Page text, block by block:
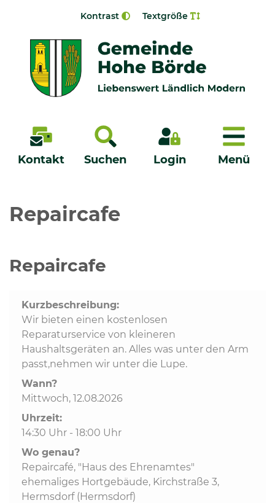
Kontrast Textgröße
Kontakt Suchen Login Menü
Menü
Neuigkeiten
Kommunalpolitik
Bildung und Soziales
Wirtschaft, Bauen, Verkehr
Tourismus, Freizeit, Dorfleben
Ehrenamt und Engagement
Repaircafe
Repaircafe
Kurzbeschreibung:
Wir bieten einen kostenlosen
Reparaturservice von kleineren
Haushaltsgeräten an. Alles was unter den Arm
passt,nehmen wir unter die Lupe.
Wann?
Mittwoch, 12.08.2026
Uhrzeit:
14:30 Uhr - 18:00 Uhr
Wo genau?
Repaircafé, "Haus des Ehrenamtes"
ehemaliges Hortgebäude, Kirchstraße 3,
Hermsdorf (Hermsdorf)